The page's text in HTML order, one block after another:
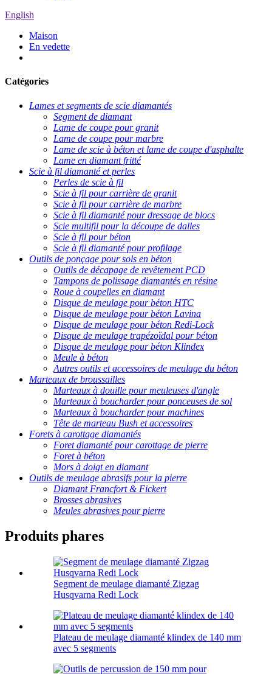
English
Maison
En vedette
Catégories
Lames et segments de scie diamantés
Segment de diamant
Lame de coupe pour granit
Lame de coupe pour marbre
Lame de scie à béton et lame de coupe d'asphalte
Lame en diamant fritté
Scie à fil diamanté et perles
Perles de scie à fil
Scie à fil pour carrière de granit
Scie à fil pour carrière de marbre
Scie à fil diamanté pour dressage de blocs
Scie multifil pour la découpe de dalles
Scie à fil pour béton
Scie à fil diamanté pour profilage
Outils de ponçage pour sols en béton
Outils de décapage de revêtement PCD
Tampons de polissage diamantés en résine
Roue à coupelles en diamant
Disque de meulage pour béton HTC
Disque de meulage pour béton Lavina
Disque de meulage pour béton Redi-Lock
Disque de meulage trapézoïdal pour béton
Disque de meulage pour béton Klindex
Meule à béton
Autres outils et accessoires de meulage du béton
Marteaux de broussailles
Marteaux à douille pour meuleuses d'angle
Marteaux à boucharder pour ponceuses de sol
Marteaux à boucharder pour machines
Tête de marteau Bush et accessoires
Forets à carottage diamantés
Foret diamanté pour carottage de pierre
Foret à béton
Mors à doigt en diamant
Outils de meulage abrasifs pour la pierre
Diamant Francfort & Fickert
Brosses abrasives
Meules abrasives pour pierre
Produits phares
Segment de meulage diamanté Zigzag
Husqvarna Redi Lock
Plateau de meulage diamanté klindex de 140 mm
avec 5 segments